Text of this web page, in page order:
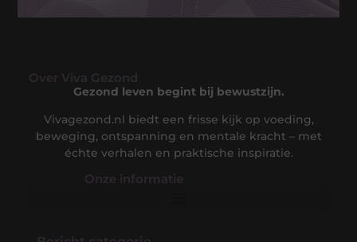
Over Viva Gezond
Gezond leven begint bij bewustzijn.
Vivagezond.nl biedt een frisse kijk op voeding,
beweging, ontspanning en mentale kracht – met
échte verhalen en praktische inspiratie.
Onze informatie​